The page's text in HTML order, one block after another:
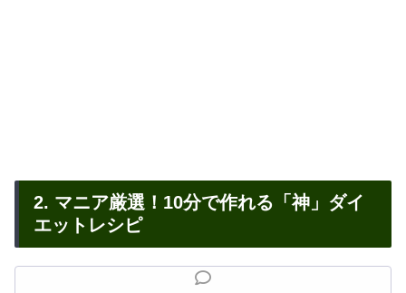
2. マニア厳選！10分で作れる「神」ダイ
エットレシピ